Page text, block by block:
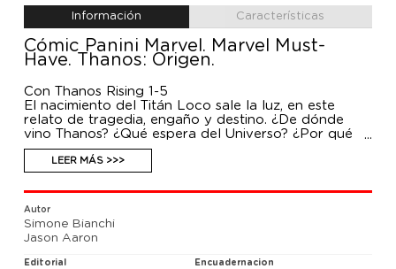
Información Características
Cómic Panini Marvel. Marvel Must-
Have. Thanos: Origen.
Con Thanos Rising 1-5
El nacimiento del Titán Loco sale la luz, en este
relato de tragedia, engaño y destino. ¿De dónde
vino Thanos? ¿Qué espera del Universo? ¿Por qué
está obsesionado con la encarnación de la muerte?
Conoce las entrañas del más temible villano
cósmico.
LEER MÁS >>>
Autor
Simone Bianchi
Jason Aaron
Editorial Encuadernacion